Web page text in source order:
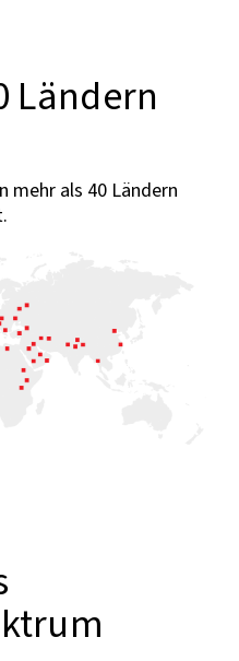
Ländern
mehr als 40 Ländern